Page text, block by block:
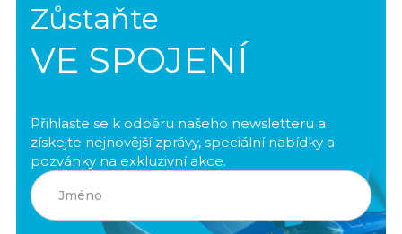
Zůstaňte
VE SPOJENÍ
Přihlaste se k odběru našeho newsletteru a
získejte nejnovější zprávy, speciální nabídky a
pozvánky na exkluzivní akce.